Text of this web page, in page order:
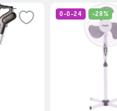
0-0-24 -28%